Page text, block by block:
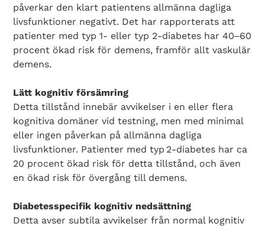
påverkar den klart patientens allmänna dagliga
livsfunktioner negativt. Det har rapporterats att
patienter med typ 1- eller typ 2-diabetes har 40‒60
procent ökad risk för demens, framför allt vaskulär
demens.
Lätt kognitiv försämring
Detta tillstånd innebär avvikelser i en eller flera
kognitiva domäner vid testning, men med minimal
eller ingen påverkan på allmänna dagliga
livsfunktioner. Patienter med typ 2-dia­betes har ca
20 procent ökad risk för detta tillstånd, och även
en ökad risk för övergång till demens.
Diabetesspecifik kognitiv nedsättning
Detta avser subtila avvikelser från normal kognitiv